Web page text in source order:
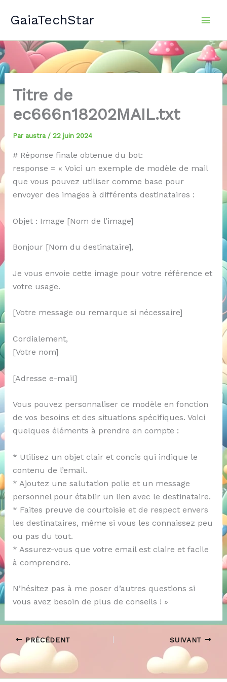
GaiaTechStar
Titre de
ec666n18202MAIL.txt
Par austra / 22 juin 2024
# Réponse finale obtenue du bot:
response = « Voici un exemple de modèle de mail
que vous pouvez utiliser comme base pour
envoyer des images à différents destinataires :
Objet : Image [Nom de l’image]
Bonjour [Nom du destinataire],
Je vous envoie cette image pour votre référence et
votre usage.
[Votre message ou remarque si nécessaire]
Cordialement,
[Votre nom]
[Adresse e-mail]
Vous pouvez personnaliser ce modèle en fonction
de vos besoins et des situations spécifiques. Voici
quelques éléments à prendre en compte :
* Utilisez un objet clair et concis qui indique le
contenu de l’email.
* Ajoutez une salutation polie et un message
personnel pour établir un lien avec le destinataire.
* Faites preuve de courtoisie et de respect envers
les destinataires, même si vous les connaissez peu
ou pas du tout.
* Assurez-vous que votre email est claire et facile
à comprendre.
N’hésitez pas à me poser d’autres questions si
vous avez besoin de plus de conseils ! »
PRÉCÉDENT SUIVANT